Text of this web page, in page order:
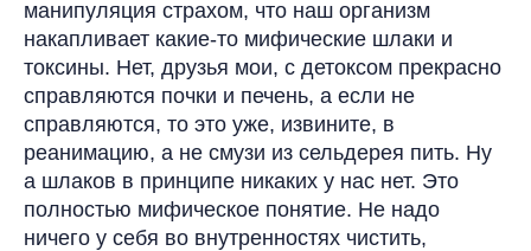
манипуляция страхом, что наш организм
накапливает какие-то мифические шлаки и
токсины. Нет, друзья мои, с детоксом прекрасно
справляются почки и печень, а если не
справляются, то это уже, извините, в
реанимацию, а не смузи из сельдерея пить. Ну
а шлаков в принципе никаких у нас нет. Это
полностью мифическое понятие. Не надо
ничего у себя во внутренностях чистить,